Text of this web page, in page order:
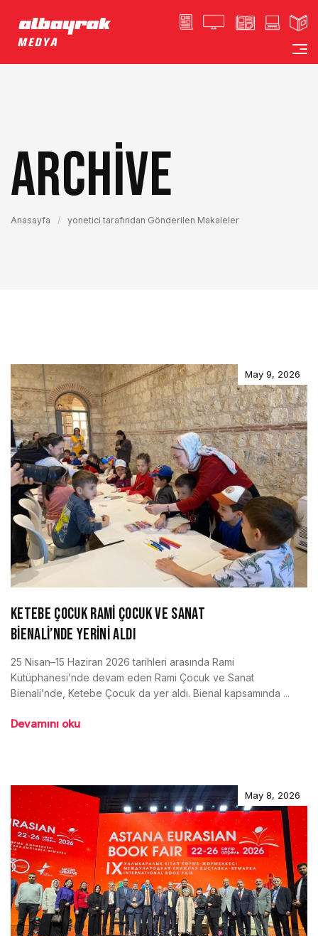
Archive
Anasayfa / yonetici tarafından Gönderilen Makaleler
May 9, 2026
KETEBE ÇOCUK RAMİ ÇOCUK VE SANAT
BİENALİ’NDE YERİNİ ALDI
25 Nisan–15 Haziran 2026 tarihleri arasında Rami
Kütüphanesi’nde devam eden Rami Çocuk ve Sanat
Bienali’nde, Ketebe Çocuk da yer aldı. Bienal kapsamında ...
Devamını oku
May 8, 2026